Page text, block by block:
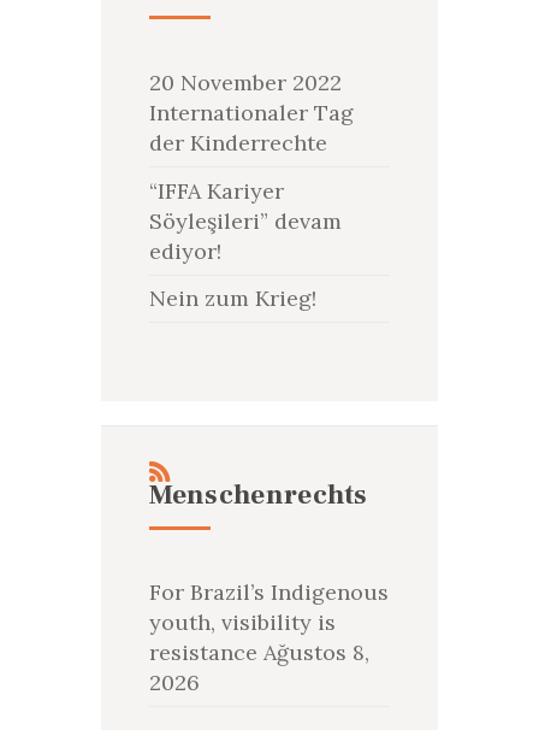
20 November 2022
Internationaler Tag
der Kinderrechte
“IFFA Kariyer
Söyleşileri” devam
ediyor!
Nein zum Krieg!
Menschenrechts
For Brazil’s Indigenous
youth, visibility is
resistance Ağustos 8,
2026